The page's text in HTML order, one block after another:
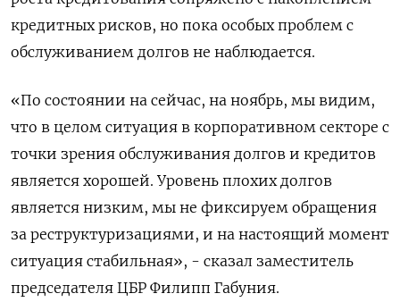
кредитных рисков, но пока особых проблем с
обслуживанием долгов не наблюдается.
«По состоянии на сейчас, на ноябрь, мы видим,
что в целом ситуация в корпоративном секторе с
точки зрения обслуживания долгов и кредитов
является хорошей. Уровень плохих долгов
является низким, мы не фиксируем обращения
за реструктуризациями, и на настоящий момент
ситуация стабильная», - сказал заместитель
председателя ЦБР Филипп Габуния.